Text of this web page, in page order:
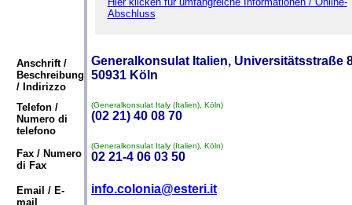
Abschluss
Anschrift /
Beschreibung
/ Indirizzo
Generalkonsulat Italien, Universitätsstraße
50931 Köln
Telefon /
Numero di
telefono
(Generalkonsulat Italy (Italien), Köln)
(02 21) 40 08 70
Fax / Numero
di Fax
(Generalkonsulat Italy (Italien), Köln)
02 21-4 06 03 50
Email / E-
mail
info.colonia@esteri.it